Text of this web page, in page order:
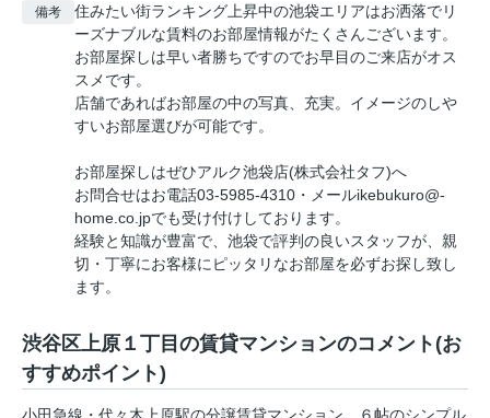
備考
住みたい街ランキング上昇中の池袋エリアはお洒落でリ
ーズナブルな賃料のお部屋情報がたくさんございます。
お部屋探しは早い者勝ちですのでお早目のご来店がオス
スメです。
店舗であればお部屋の中の写真、充実。イメージのしや
すいお部屋選びが可能です。
お部屋探しはぜひアルク池袋店(株式会社タフ)へ
お問合せはお電話03-5985-4310・メールikebukuro@-
home.co.jpでも受け付けしております。
経験と知識が豊富で、池袋で評判の良いスタッフが、親
切・丁寧にお客様にピッタリなお部屋を必ずお探し致し
ます。
渋谷区上原１丁目の賃貸マンションのコメント(お
すすめポイント)